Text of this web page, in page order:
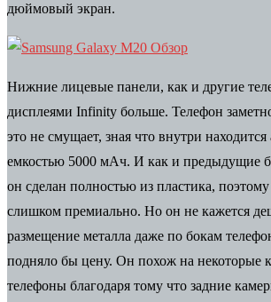
дюймовый экран.
Нижние лицевые панели, как и другие
дисплеями Infinity больше. Телефон
это не смущает, зная что внутри находится
емкостью 5000 мАч. И как и предыдущие
он сделан полностью из пластика,
слишком премиально. Но он не кажется
размещение металла даже по бокам
подняло бы цену. Он похож на некоторые
телефоны благодаря тому что задние